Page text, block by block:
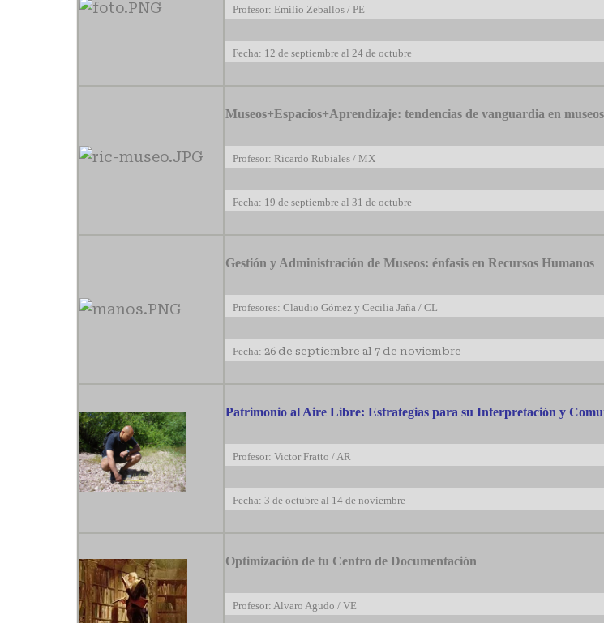
Profesor: Emilio Zeballos / PE
Fecha: 12 de septiembre al 24 de octubre
Museos+Espacios+Aprendizaje: tendencias de vanguardia en museos
Profesor: Ricardo Rubiales / MX
Fecha: 19 de septiembre al 31 de octubre
Gestión y Administración de Museos: énfasis en Recursos Humanos
Profesores: Claudio Gómez y Cecilia Jaña / CL
Fecha: 26 de septiembre al 7 de noviembre
Patrimonio al Aire Libre: Estrategias para su Interpretación y
Profesor: Victor Fratto / AR
Fecha: 3 de octubre al 14 de noviembre
Optimización de tu Centro de Documentación
Profesor: Alvaro Agudo / VE